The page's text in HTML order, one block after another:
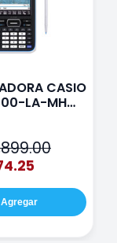
CASIO
LA-MH
Agregar